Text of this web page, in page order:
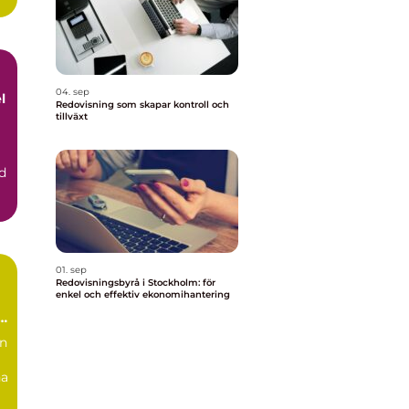
04. sep
Redovisning som skapar kontroll och
tillväxt
01. sep
Redovisningsbyrå i Stockholm: för
enkel och effektiv ekonomihantering